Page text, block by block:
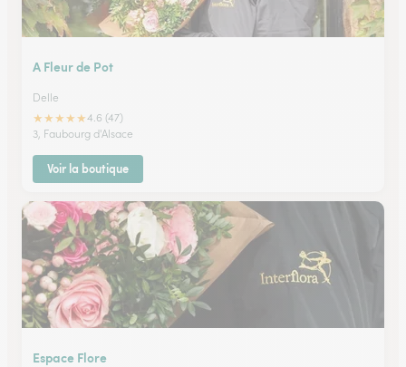
A Fleur de Pot
Delle
★★★★★4.6 (47)
3, Faubourg d'Alsace
Voir la boutique
Espace Flore